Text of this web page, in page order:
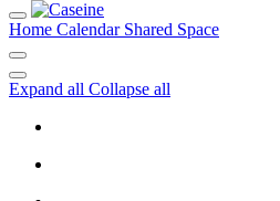
Home Calendar Shared Space
Expand all Collapse all